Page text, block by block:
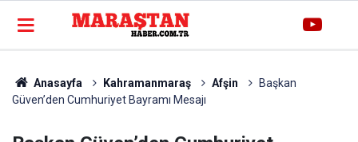
Anasayfa Kahramanmaraş Afşin
Başkan
Güven’den Cumhuriyet Bayramı Mesajı